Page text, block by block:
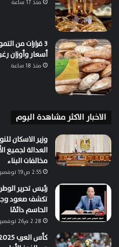
منذ 17 ساعة
3 قرارات من
أسعار وأوزان
منذ 18 ساعة
الاخبار الاكثر مشاهدة اليوم
وزير الاسكان
العدالة لجميع
مخالفات البناء
2:55 ص19 نوفمبر، 2024
رئيس تحرير
تكشف صعود
الحاسم دائمًا
2:28 م26 نوفمبر، 2025